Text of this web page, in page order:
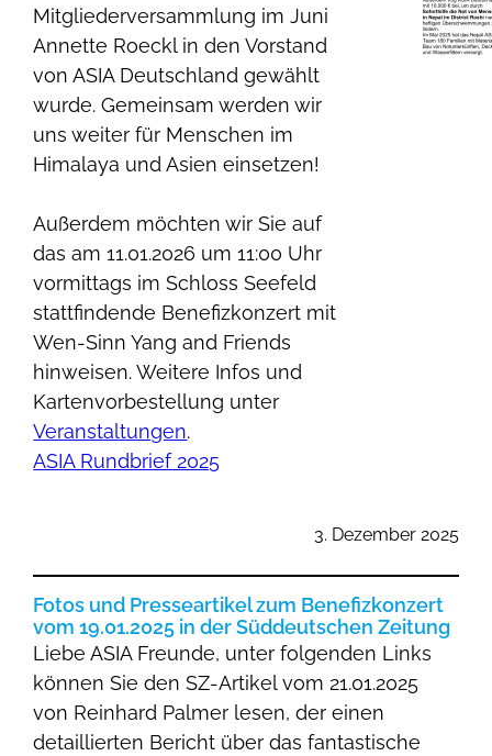
Mitgliederversammlung im Juni
Annette Roeckl in den Vorstand
von ASIA Deutschland gewählt
wurde. Gemeinsam werden wir
uns weiter für Menschen im
Himalaya und Asien einsetzen!
Außerdem möchten wir Sie auf
das am 11.01.2026 um 11:00 Uhr
vormittags im Schloss Seefeld
stattfindende Benefizkonzert mit
Wen-Sinn Yang and Friends
hinweisen. Weitere Infos und
Kartenvorbestellung unter
Veranstaltungen.
ASIA Rundbrief 2025
3. Dezember 2025
Fotos und Presseartikel zum Benefizkonzert
vom 19.01.2025 in der Süddeutschen Zeitung
Liebe ASIA Freunde, unter folgenden Links
können Sie den SZ-Artikel vom 21.01.2025
von Reinhard Palmer lesen, der einen
detaillierten Bericht über das fantastische